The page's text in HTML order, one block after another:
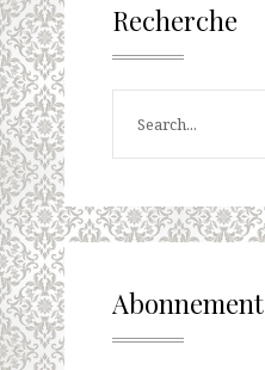
Recherche
Abonnement